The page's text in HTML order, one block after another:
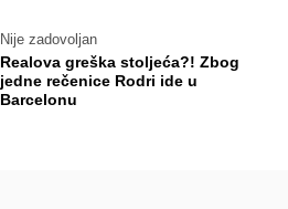
Nije zadovoljan
Realova greška stoljeća?! Zbog
jedne rečenice Rodri ide u
Barcelonu